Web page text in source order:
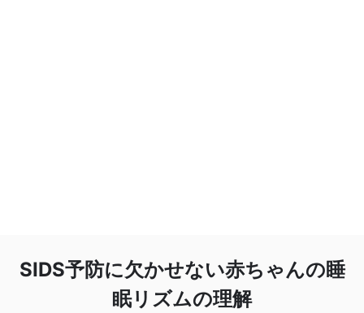
SIDS予防に欠かせない赤ちゃんの睡
眠リズムの理解